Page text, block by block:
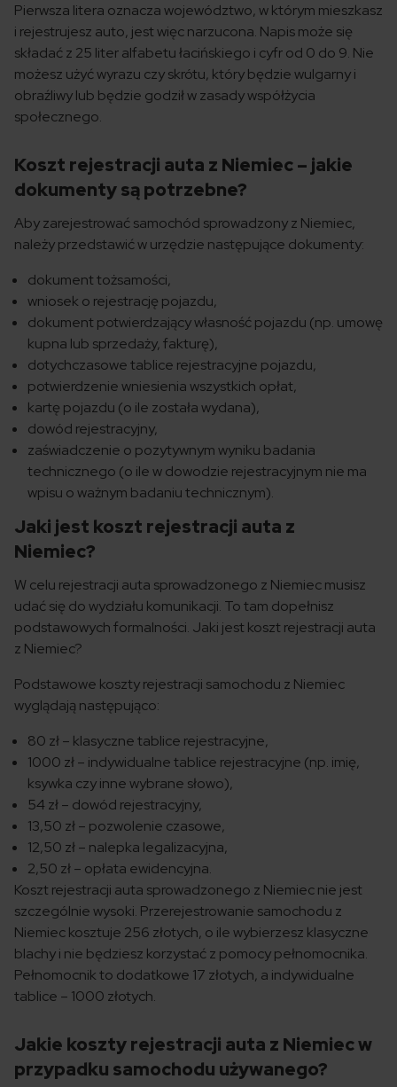
Pierwsza litera oznacza województwo, w którym mieszkasz
i rejestrujesz auto, jest więc narzucona. Napis może się
składać z 25 liter alfabetu łacińskiego i cyfr od 0 do 9. Nie
możesz użyć wyrazu czy skrótu, który będzie wulgarny i
obraźliwy lub będzie godził w zasady współżycia
społecznego.
Koszt rejestracji auta z Niemiec – jakie
dokumenty są potrzebne?
Aby zarejestrować samochód sprowadzony z Niemiec,
należy przedstawić w urzędzie następujące dokumenty:
dokument tożsamości,
wniosek o rejestrację pojazdu,
dokument potwierdzający własność pojazdu (np. umowę
kupna lub sprzedaży, fakturę),
dotychczasowe tablice rejestracyjne pojazdu,
potwierdzenie wniesienia wszystkich opłat,
kartę pojazdu (o ile została wydana),
dowód rejestracyjny,
zaświadczenie o pozytywnym wyniku badania
technicznego (o ile w dowodzie rejestracyjnym nie ma
wpisu o ważnym badaniu technicznym).
Jaki jest koszt rejestracji auta z
Niemiec?
W celu rejestracji auta sprowadzonego z Niemiec musisz
udać się do wydziału komunikacji. To tam dopełnisz
podstawowych formalności. Jaki jest koszt rejestracji auta
z Niemiec?
Podstawowe koszty rejestracji samochodu z Niemiec
wyglądają następująco:
80 zł – klasyczne tablice rejestracyjne,
1000 zł – indywidualne tablice rejestracyjne (np. imię,
ksywka czy inne wybrane słowo),
54 zł – dowód rejestracyjny,
13,50 zł – pozwolenie czasowe,
12,50 zł – nalepka legalizacyjna,
2,50 zł – opłata ewidencyjna.
Koszt rejestracji auta sprowadzonego z Niemiec nie jest
szczególnie wysoki. Przerejestrowanie samochodu z
Niemiec kosztuje 256 złotych, o ile wybierzesz klasyczne
blachy i nie będziesz korzystać z pomocy pełnomocnika.
Pełnomocnik to dodatkowe 17 złotych, a indywidualne
tablice – 1000 złotych.
Jakie koszty rejestracji auta z Niemiec w
przypadku samochodu używanego?